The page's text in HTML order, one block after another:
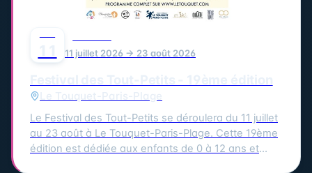
11 juillet 2026 → 23 août 2026
Le Touquet-Paris-Plage
Le Festival des Tout-Petits se déroulera du 11 juillet
au 23 août à Le Touquet-Paris-Plage. Cette 19ème
édition est dédiée aux enfants de 0 à 12 ans et